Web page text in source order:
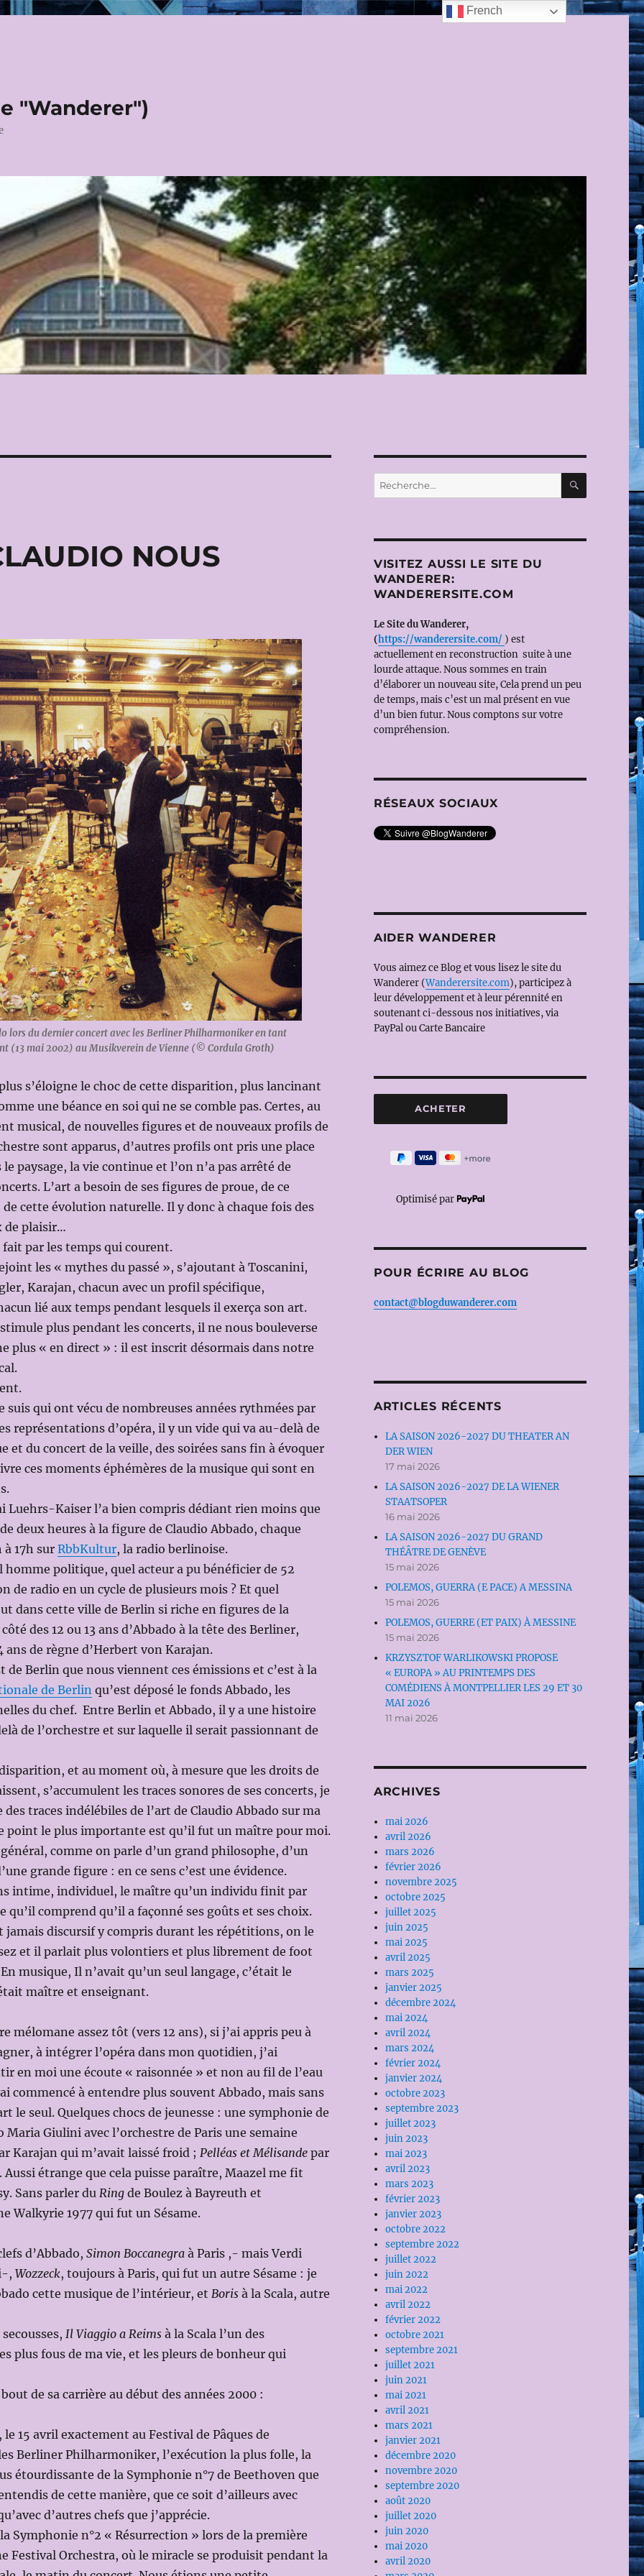
"Wanderer")
NOUS
lors du dernier concert avec les Berliner Philharmoniker en tant
(13 mai 2002) au Musikverein de Vienne (© Cordula Groth)
s’éloigne le choc de cette disparition, plus lancinant
une béance en soi qui ne se comble pas. Certes, au
musical, de nouvelles figures et de nouveaux profils de
sont apparus, d’autres profils ont pris une place
paysage, la vie continue et l’on n’a pas arrêté de
L’art a besoin de ses figures de proue, de ce
cette évolution naturelle. Il y donc à chaque fois des
de plaisir…
par les temps qui courent.
les « mythes du passé », s’ajoutant à Toscanini,
Karajan, chacun avec un profil spécifique,
lié aux temps pendant lesquels il exerça son art.
plus pendant les concerts, il ne nous bouleverse
plus « en direct » : il est inscrit désormais dans notre
suis qui ont vécu de nombreuses années rythmées par
représentations d’opéra, il y un vide qui va au-delà de
et du concert de la veille, des soirées sans fin à évoquer
ces moments éphémères de la musique qui sont en
Luehrs-Kaiser l’a bien compris dédiant rien moins que
deux heures à la figure de Claudio Abbado, chaque
à 17h sur RbbKultur, la radio berlinoise.
homme politique, quel acteur a pu bénéficier de 52
de radio en un cycle de plusieurs mois ? Et quel
dans cette ville de Berlin si riche en figures de la
des 12 ou 13 ans d’Abbado à la tête des Berliner,
ans de règne d’Herbert von Karajan.
de Berlin que nous viennent ces émissions et c’est à la
de Berlinqu’est déposé le fonds Abbado, les
du chef. Entre Berlin et Abbado, il y a une histoire
de l’orchestre et sur laquelle il serait passionnant de
et au moment où, à mesure que les droits de
s’accumulent les traces sonores de ses concerts, je
des traces indélébiles de l’art de Claudio Abbado sur ma
point le plus importante est qu’il fut un maître pour moi.
comme on parle d’un grand philosophe, d’un
grande figure : en ce sens c’est une évidence.
intime, individuel, le maître qu’un individu finit par
qu’il comprend qu’il a façonné ses goûts et ses choix.
discursif y compris durant les répétitions, on le
et il parlait plus volontiers et plus librement de foot
musique, Il n’avait qu’un seul langage, c’était le
maître et enseignant.
mélomane assez tôt (vers 12 ans), si j’ai appris peu à
à intégrer l’opéra dans mon quotidien, j’ai
en moi une écoute « raisonnée » et non au fil de l’eau
commencé à entendre plus souvent Abbado, mais sans
le seul. Quelques chocs de jeunesse : une symphonie de
Maria Giulini avec l’orchestre de Paris une semaine
Karajan qui m’avait laissé froid ; Pelléas et Mélisandepar
Aussi étrange que cela puisse paraître, Maazel me fit
Sans parler duRingde Boulez à Bayreuth et
Walkyrie 1977 qui fut un Sésame.
d’Abbado, Simon Boccanegraà Paris ,- mais Verdi
, Wozzeck, toujours à Paris, qui fut un autre Sésame : je
cette musique de l’intérieur, et Borisà la Scala, autre
Il Viaggio a Reimsà la Scala l’un des
plus fous de ma vie, et les pleurs de bonheur qui
de sa carrière au début des années 2000 :
le 15 avril exactement au Festival de Pâques de
Berliner Philharmoniker, l’exécution la plus folle, la
étourdissante de la Symphonie n°7 de Beethoven que
de cette manière, que ce soit d’ailleurs avec
d’autres chefs que j’apprécie.
Symphonie n°2 « Résurrection » lors de la première
Festival Orchestra, où le miracle se produisit pendant la
Recherche
pour :
VISITEZ AUSSI LE SITE DU
WANDERER:
WANDERERSITE.COM
Le Site du Wanderer,
(https://wanderersite.com/ ) est
actuellement en reconstruction suite à une
lourde attaque. Nous sommes en train
d’élaborer un nouveau site, Cela prend un peu
de temps, mais c’est un mal présent en vue
d’un bien futur. Nous comptons sur votre
compréhension.
RÉSEAUX SOCIAUX
AIDER WANDERER
Vous aimez ce Blog et vous lisez le site du
Wanderer (Wanderersite.com), participez à
leur développement et à leur pérennité en
soutenant ci-dessous nos initiatives, via
PayPal ou Carte Bancaire
Optimisé par
POUR ÉCRIRE AU BLOG
contact@blogduwanderer.com
ARTICLES RÉCENTS
LA SAISON 2026-2027 DU THEATER AN
DER WIEN
17 mai 2026
LA SAISON 2026-2027 DE LA WIENER
STAATSOPER
16 mai 2026
LA SAISON 2026-2027 DU GRAND
THÉÂTRE DE GENÈVE
15 mai 2026
POLEMOS, GUERRA (E PACE) A MESSINA
15 mai 2026
POLEMOS, GUERRE (ET PAIX) À MESSINE
15 mai 2026
KRZYSZTOF WARLIKOWSKI PROPOSE
« EUROPA » AU PRINTEMPS DES
COMÉDIENS À MONTPELLIER LES 29 ET 30
MAI 2026
11 mai 2026
ARCHIVES
mai 2026
avril 2026
mars 2026
février 2026
novembre 2025
octobre 2025
juillet 2025
juin 2025
mai 2025
avril 2025
mars 2025
janvier 2025
décembre 2024
mai 2024
avril 2024
mars 2024
février 2024
janvier 2024
octobre 2023
septembre 2023
juillet 2023
juin 2023
mai 2023
avril 2023
mars 2023
février 2023
janvier 2023
octobre 2022
septembre 2022
juillet 2022
juin 2022
mai 2022
avril 2022
février 2022
octobre 2021
septembre 2021
juillet 2021
juin 2021
mai 2021
avril 2021
mars 2021
janvier 2021
décembre 2020
novembre 2020
septembre 2020
août 2020
juillet 2020
juin 2020
mai 2020
avril 2020
French